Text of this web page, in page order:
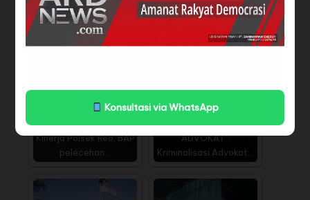
Konsultasi via WhatsApp
Kontributor : Bino Maot
BACA JUGA
Warga Reo ragukan
Kinerja Polsek Reo, BAP
pelecehan…
KERUNTUHAN PROFESI
ADVOKAT' :
Kriminalisasi Advokat…